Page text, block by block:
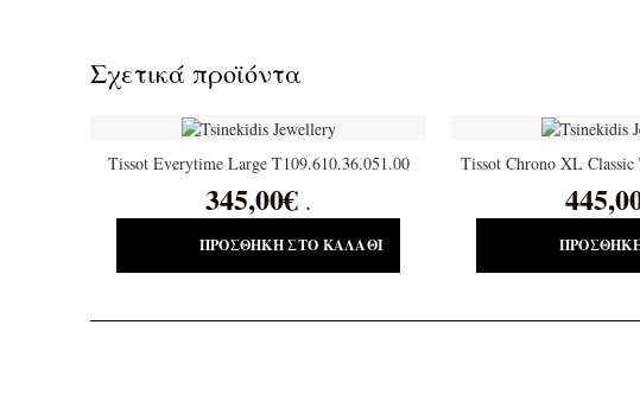
Σχετικά προϊόντα
Tissot Everytime Large T109.610.36.051.00
345,00€ .
ΠΡΟΣΘΉΚΗ ΣΤΟ ΚΑΛΆΘΙ
Tissot Chrono XL Classic